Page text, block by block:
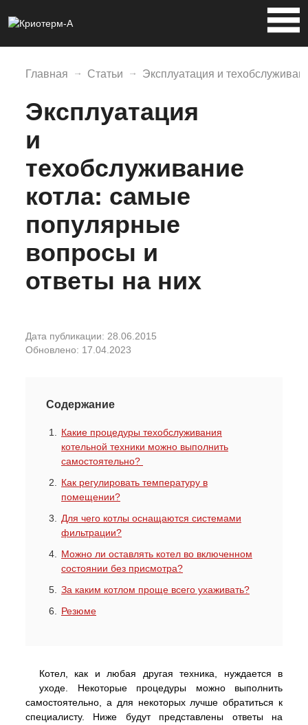
Главная Статьи Эксплуатация и
Эксплуатация
и
техобслуживание
котла: самые
популярные
вопросы и
ответы на них
Дата публикации: 28.06.2015
Обновлено: 17.04.2023
Содержание
Какие процедуры техобслуживания
котельной техники можно выполнить
самостоятельно?
Как регулировать температуру в
помещении?
Для чего котлы оснащаются системами
фильтрации?
Можно ли оставлять котел во включенном
состоянии без присмотра?
За каким котлом проще всего ухаживать?
Резюме
Котел, как и любая другая техника, нуждается в
уходе. Некоторые процедуры можно выполнить
самостоятельно, а для некоторых лучше обратиться к
специалисту. Ниже будут представлены ответы на